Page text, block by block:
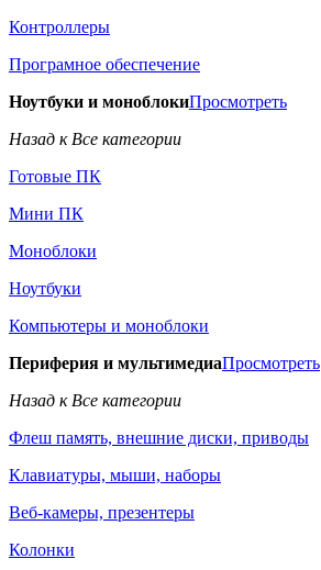
Контроллеры
Програмное обеспечение
Ноутбуки и моноблокиПросмотреть
Назад к Все категории
Готовые ПК
Мини ПК
Моноблоки
Ноутбуки
Компьютеры и моноблоки
Периферия и мультимедиаПросмотреть
Назад к Все категории
Флеш память, внешние диски, приводы
Клавиатуры, мыши, наборы
Веб-камеры, презентеры
Колонки